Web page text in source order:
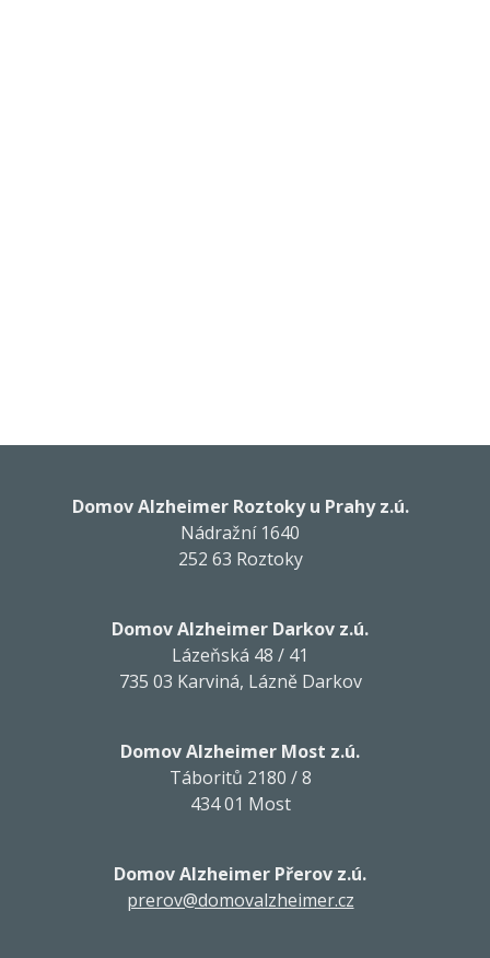
Domov Alzheimer Roztoky u Prahy z.ú.
Nádražní 1640
252 63 Roztoky
Domov Alzheimer Darkov z.ú.
Lázeňská 48 / 41
735 03 Karviná, Lázně Darkov
Domov Alzheimer Most z.ú.
Táboritů 2180 / 8
434 01 Most
Domov Alzheimer Přerov z.ú.
prerov@domovalzheimer.cz